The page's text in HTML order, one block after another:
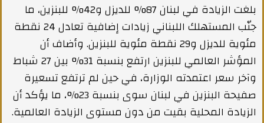
بلغت الزيادة في لبنان 87% للديزل و42% للبنزين، ما
جنّب المستهلك اللبناني زيادات إضافية تعادل 24 نقطة
مئوية للديزل و29 نقطة مئوية للبنزين. وأضاف أن
المؤشر العالمي للبنزين ارتفع بنسبة 31% بين 27 شباط
وآخر سعر اعتمدته الوزارة، في حين لم ترتفع تسعيرة
صفيحة البنزين في لبنان سوى بنسبة 23%، ما يؤكد أن
الزيادة المحلية بقيت من دون مستوى الزيادة العالمية.